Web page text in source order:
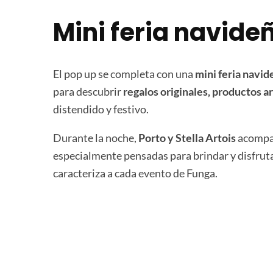
Mini feria
El pop up se completa con una mini feria
para descubrirregalos originales, productos
distendido y festivo.
Durante la noche, Porto y Stella Artois
especialmente pensadas para brindar y
caracteriza a cada evento de Funga.